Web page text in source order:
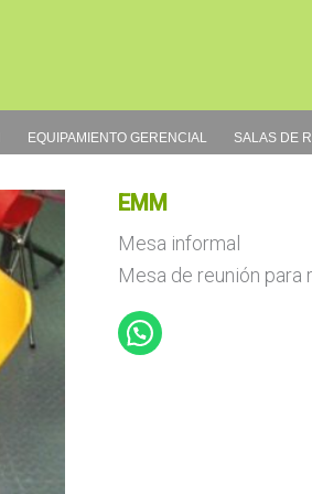
EQUIPAMIENTO GERENCIAL SALAS DE
EMM
Mesa informal
Mesa de reunión para